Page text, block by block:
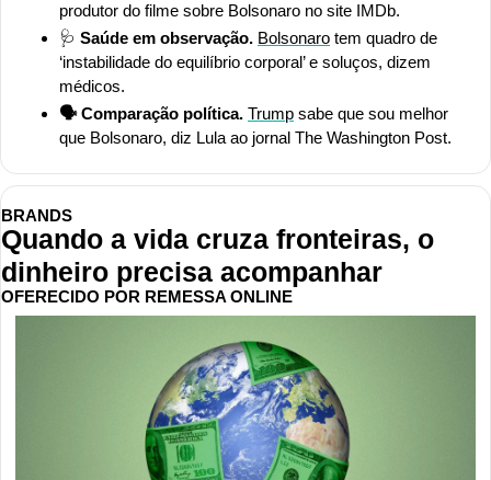
produtor do filme sobre Bolsonaro no site IMDb.
🩺 Saúde em observação. Bolsonaro tem quadro de
‘instabilidade do equilíbrio corporal’ e soluços, dizem
médicos.
🗣️ Comparação política. Trump sabe que sou melhor
que Bolsonaro, diz Lula ao jornal The Washington Post.
BRANDS
Quando a vida cruza fronteiras, o
dinheiro precisa acompanhar
OFERECIDO POR REMESSA ONLINE